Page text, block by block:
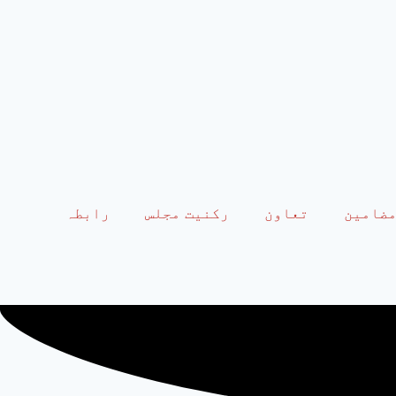
مضامین تعاون رکنیت مجلس رابطہ